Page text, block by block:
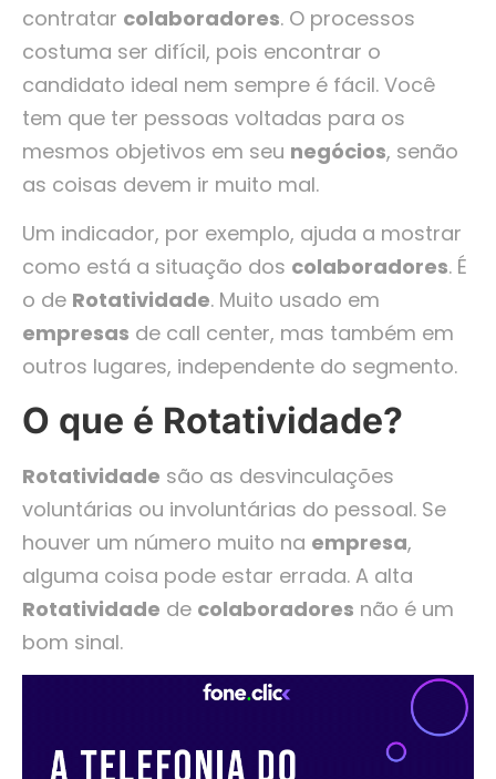
contratar colaboradores. O processos
costuma ser difícil, pois encontrar o
candidato ideal nem sempre é fácil. Você
tem que ter pessoas voltadas para os
mesmos objetivos em seu negócios, senão
as coisas devem ir muito mal.
Um indicador, por exemplo, ajuda a mostrar
como está a situação dos colaboradores. É
o de Rotatividade. Muito usado em
empresas de call center, mas também em
outros lugares, independente do segmento.
O que é Rotatividade?
Rotatividade são as desvinculações
voluntárias ou involuntárias do pessoal. Se
houver um número muito na empresa,
alguma coisa pode estar errada. A alta
Rotatividade de colaboradores não é um
bom sinal.